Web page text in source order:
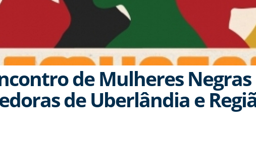
de Mulheres Negras
de Uberlândia e